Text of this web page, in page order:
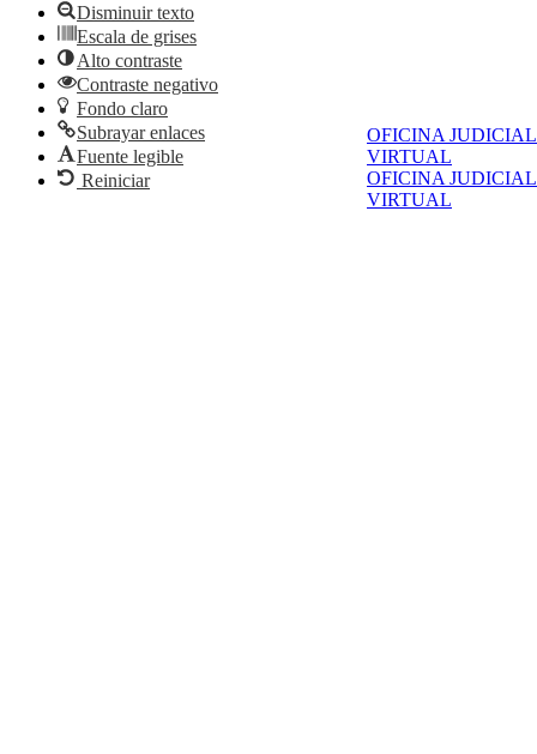
OFICINA JUDICIAL
VIRTUAL
OFICINA JUDICIAL
VIRTUAL
Disminuir texto
Escala de grises
Alto contraste
Contraste negativo
Fondo claro
Subrayar enlaces
Fuente legible
Reiniciar